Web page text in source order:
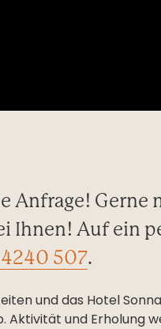
Anfrage! Gerne
Ihnen! Auf ein
507.
und das Hotel
und Erholung